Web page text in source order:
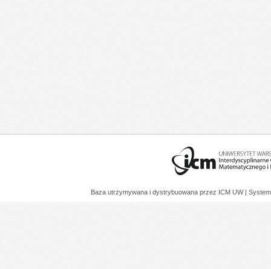
Baza utrzymywana i dystrybuowana przez ICM UW |